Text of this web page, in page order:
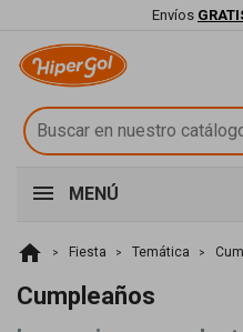
Envíos
MENÚ
home Fiesta Temática
Cumpleaños